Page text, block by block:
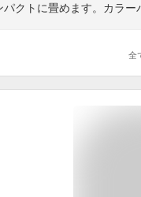
パクトに畳めます。カラ
全